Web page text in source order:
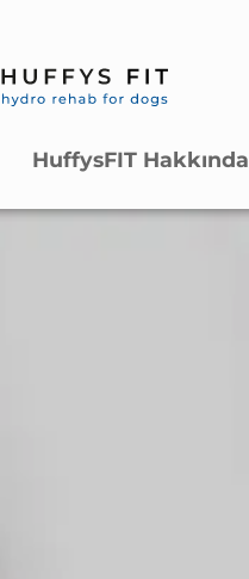
HuffysFIT Hakkında